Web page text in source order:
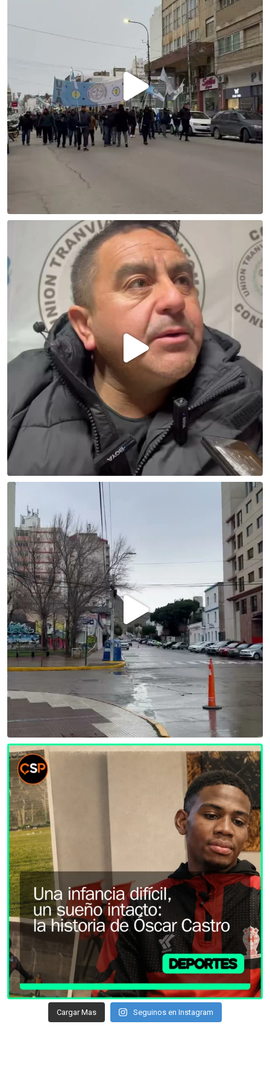
Cargar Mas Seguinos en Instagram